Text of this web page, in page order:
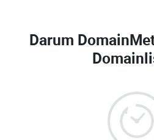
Darum